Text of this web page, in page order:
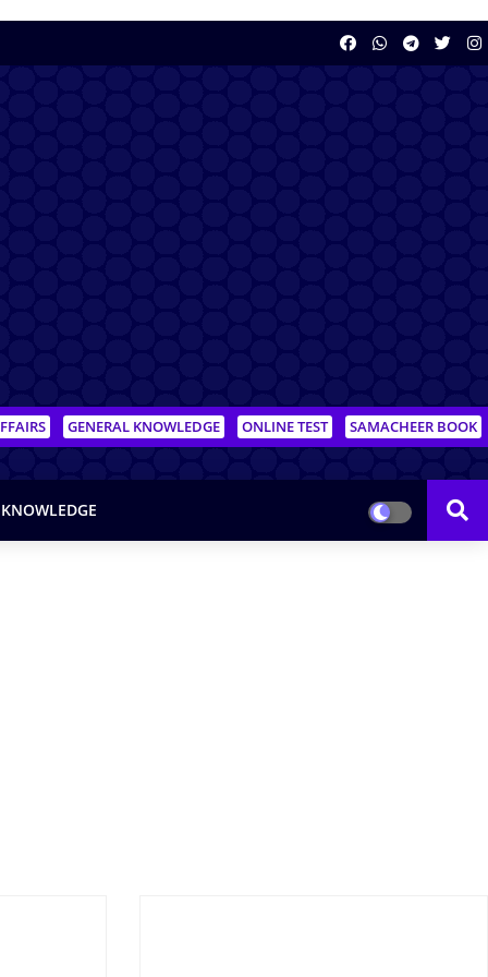
GENERAL KNOWLEDGE ONLINE TEST SAMACHEER BOOK